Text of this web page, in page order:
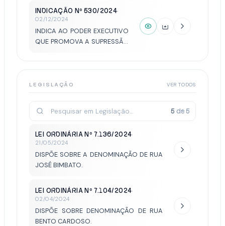
TERMINAL RODOVIÁRIO
LEÔNIDAS PEREIRA DE
ALMEIDA.
INDICAÇÃO Nº 530/2024·
02/12/2024
INDICA AO PODER EXECUTIVO
QUE PROMOVA A SUPRESSÃO
LEGISLAÇÃO VER TODOS
5 de5
LEI ORDINÁRIA Nº 7.136/2024·
21/05/2024
DISPÕE SOBRE A DENOMINAÇÃO DE RUA
JOSÉ BIMBATO.
LEI ORDINÁRIA Nº 7.104/2024·
02/04/2024
DISPÕE SOBRE DENOMINAÇÃO DE RUA
BENTO CARDOSO.